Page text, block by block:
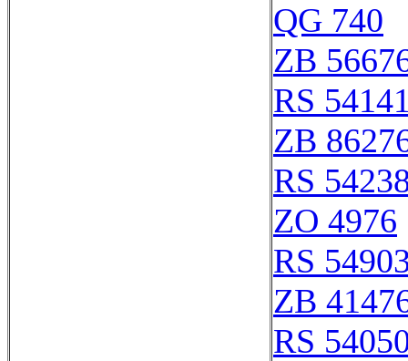
QG 740
ZB
RS
ZB
RS
ZO 4976
RS
ZB
RS